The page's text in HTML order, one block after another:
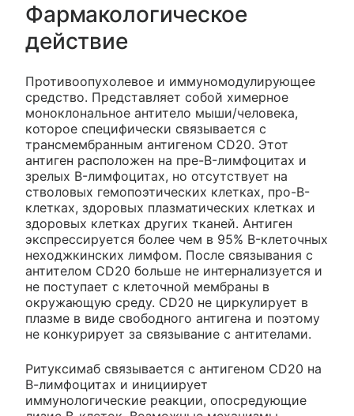
Фармакологическое
действие
Противоопухолевое и иммуномодулирующее
средство. Представляет собой химерное
моноклональное антитело мыши/человека,
которое специфически связывается с
трансмембранным антигеном CD20. Этот
антиген расположен на пре-B-лимфоцитах и
зрелых B-лимфоцитах, но отсутствует на
стволовых гемопоэтических клетках, про-B-
клетках, здоровых плазматических клетках и
здоровых клетках других тканей. Антиген
экспрессируется более чем в 95% B-клеточных
неходжкинских лимфом. После связывания с
антителом CD20 больше не интернализуется и
не поступает с клеточной мембраны в
окружающую среду. CD20 не циркулирует в
плазме в виде свободного антигена и поэтому
не конкурирует за связывание с антителами.
Ритуксимаб связывается с антигеном CD20 на
В-лимфоцитах и инициирует
иммунологические реакции, опосредующие